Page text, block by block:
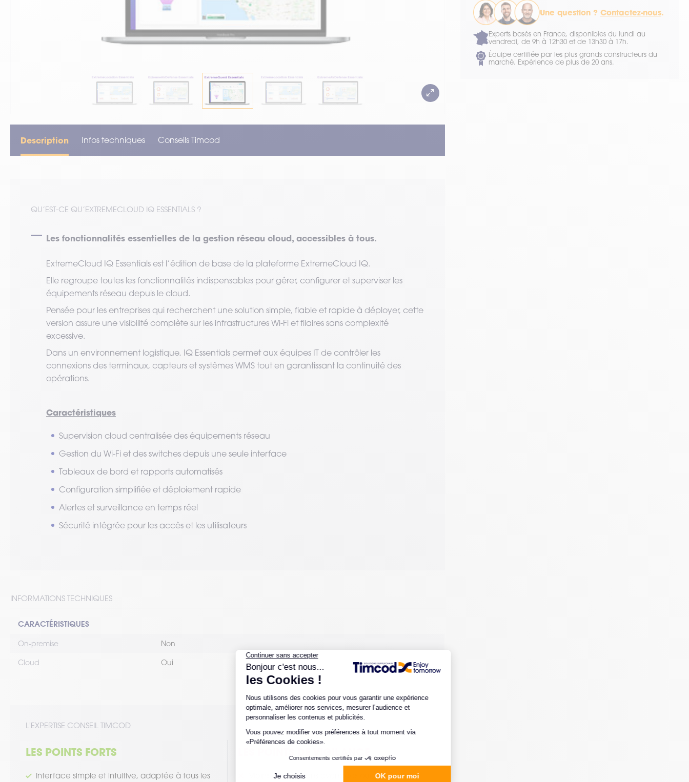
Une question ? Contactez-nous.
Experts basés en France, disponibles du lundi au
vendredi, de 9h à 12h30 et de 13h30 à 17h.
Équipe certifiée par les plus grands constructeurs du
marché. Expérience de plus de 20 ans.
Description Infos techniques Conseils Timcod
QU’EST-CE QU’EXTREMECLOUD IQ ESSENTIALS ?
Les fonctionnalités essentielles de la gestion réseau cloud, accessibles à tous.
ExtremeCloud IQ Essentials est l’édition de base de la plateforme ExtremeCloud IQ.
Elle regroupe toutes les fonctionnalités indispensables pour gérer, configurer et superviser les
équipements réseau depuis le cloud.
Pensée pour les entreprises qui recherchent une solution simple, fiable et rapide à déployer, cette
version assure une visibilité complète sur les infrastructures Wi-Fi et filaires sans complexité
excessive.
Dans un environnement logistique, IQ Essentials permet aux équipes IT de contrôler les
connexions des terminaux, capteurs et systèmes WMS tout en garantissant la continuité des
opérations.
Caractéristiques
Supervision cloud centralisée des équipements réseau
Gestion du Wi-Fi et des switches depuis une seule interface
Tableaux de bord et rapports automatisés
Configuration simplifiée et déploiement rapide
Alertes et surveillance en temps réel
Sécurité intégrée pour les accès et les utilisateurs
INFORMATIONS TECHNIQUES
CARACTÉRISTIQUES
On-premise Non
Cloud Oui
L'EXPERTISE CONSEIL TIMCOD
LES POINTS FORTS
Interface simple et intuitive, adaptée à tous les
LES POINTS DE VIGILANCE
Moins de fonctions avancées que les éditions